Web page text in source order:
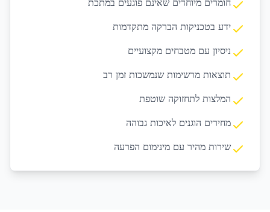
חומרים מיוחדים שאינם פוגעים במתכת
ידע בטכניקות הברקה מתקדמות
ניסיון עם מטבחים מקצועיים
תוצאות מרשימות שנמשכות זמן רב
המלצות לתחזוקה שוטפת
מחירים הוגנים לאיכות גבוהה
שירות מהיר עם מינימום הפרעה